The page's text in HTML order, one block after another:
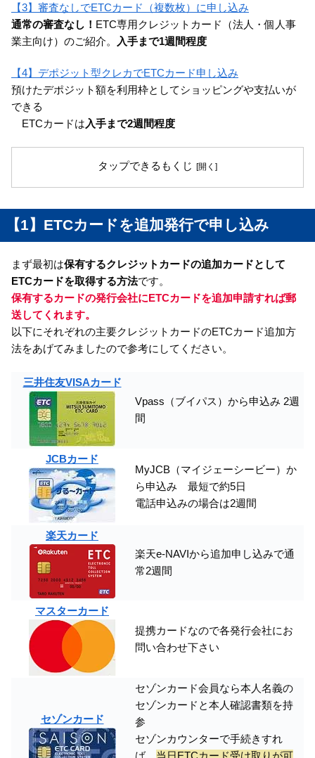
【3】審査なしでETCカード（複数枚）に申し込み
通常の審査なし！ ETC専用クレジットカード（法人・個人事
業主向け）のご紹介。
入手まで1週間程度
【4】デポジット型クレカでETCカード申し込み
預けたデポジット額を利用枠としてショッピングや支払いが
できる
ETCカードは 入手まで2週間程度
タップできるもくじ
【1】ETCカードを追加発行で申し込み
まず最初は保有するクレジットカードの追加カードとして
ETCカードを取得する方法です。
保有するカードの発行会社にETCカードを追加申請すれば郵
送してくれます。
以下にそれぞれの主要クレジットカードのETCカード追加方
法をあげてみましたので参考にしてください。
三井住友VISAカード
Vpass（ブイパス）から申込み 2週
間
JCBカード
MyJCB（マイジェーシービー）か
ら申込み 最短で約5日
電話申込みの場合は2週間
楽天カード
楽天e-NAVIから追加申し込みで通
常2週間
マスターカード
提携カードなので各発行会社にお
問い合わせ下さい
セゾンカード
セゾンカード会員なら本人名義の
セゾンカードと本人確認書類を持
参
セゾンカウンターで手続きすれ
ば、 当日ETCカード受け取りが可